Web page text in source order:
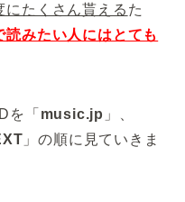
たくさん貰える た
みたい人にはとても
を「 music.jp 」、
」の順に見ていきま